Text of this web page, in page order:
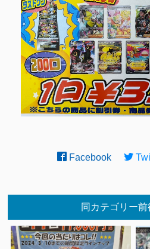
Facebook
同カテゴリー